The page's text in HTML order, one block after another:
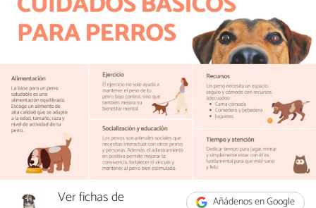
Añádenos en Google
Ver fichas de